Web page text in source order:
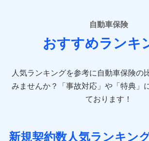
あいおいニッセイ同和損害保険株式会
(https://www.aioinissaydowa.co.jp/)
アクサ損害保険株式会社 (https://
direct.co.jp/)
sompo.co.jp/)
東京海上ダイレクト損害保険株式会
AIG損害保険株式会社 (https://
ジェイアイ傷害火災保険株式会社
自動車保険
おすすめランキ
人気ランキングを参考に自動車保険の
みませんか？
「事故対応」や「特典」
ております！
新規契約数人気ランキン